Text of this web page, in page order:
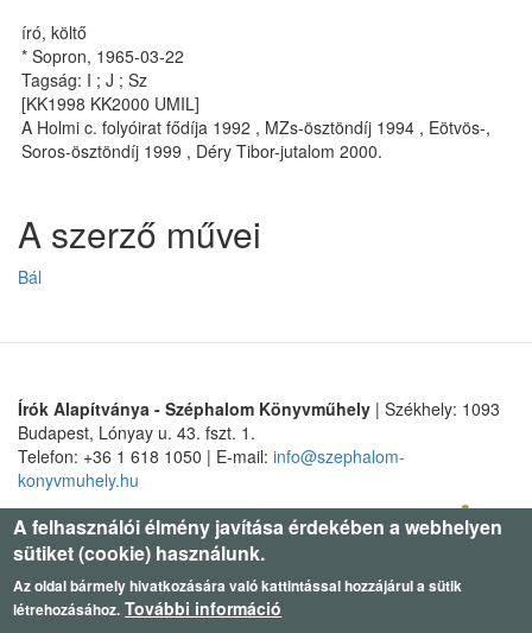
író, költő
* Sopron, 1965-03-22
Tagság: I ; J ; Sz
[KK1998 KK2000 UMIL]
A Holmi c. folyóirat fődíja 1992 , MZs-ösztöndíj 1994 , Eötvös-,
Soros-ösztöndíj 1999 , Déry Tibor-jutalom 2000.
A szerző művei
Bál
Írók Alapítványa - Széphalom Könyvműhely | Székhely: 1093
Budapest, Lónyay u. 43. fszt. 1.
Telefon: +36 1 618 1050 | E-mail: info@szephalom-
konyvmuhely.hu
A felhasználói élmény javítása érdekében a webhelyen
sütiket (cookie) használunk.
Az oldal bármely hivatkozására való kattintással hozzájárul a sütik
létrehozásához. További információ